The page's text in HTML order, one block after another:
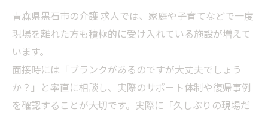
青森県黒石市の介護 求人では、家庭や子育てなどで一度
現場を離れた方も積極的に受け入れている施設が増えて
います。
面接時には「ブランクがあるのですが大丈夫でしょう
か？」と率直に相談し、実際のサポート体制や復帰事例
を確認することが大切です。実際に「久しぶりの現場だ